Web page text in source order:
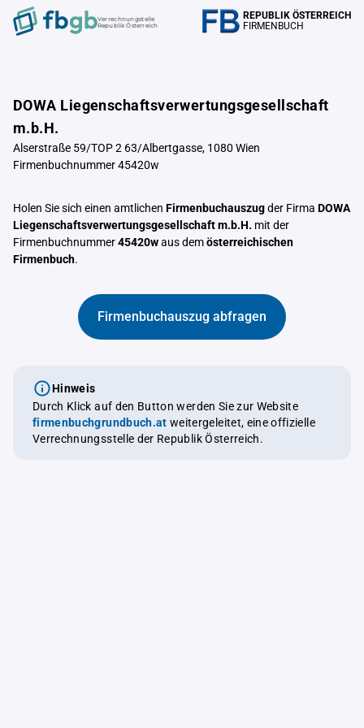
Verrechnungstelle
Republik Österreich
REPUBLIK ÖSTERREICH
FIRMENBUCH
DOWA Liegenschaftsverwertungsgesellschaft
m.b.H.
Alserstraße 59/TOP 2 63/Albertgasse, 1080 Wien
Firmenbuchnummer 45420w
Holen Sie sich einen amtlichen Firmenbuchauszugder Firma DOWA
Liegenschaftsverwertungsgesellschaft m.b.H. mit der
Firmenbuchnummer45420waus demösterreichischen
Firmenbuch.
Firmenbuchauszug abfragen
Hinweis
Durch Klick auf den Button werden Sie zur Website
firmenbuchgrundbuch.at weitergeleitet, eine offizielle
Verrechnungsstelle der Republik Österreich.